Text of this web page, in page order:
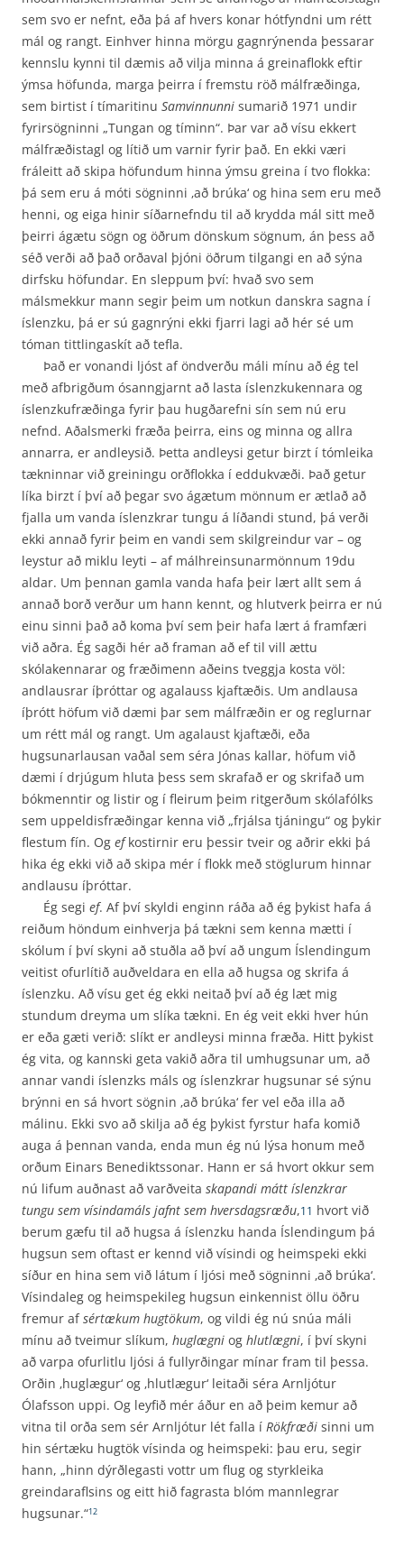
sem svo er nefnt, eða þá af hvers konar hótfyndni um rétt
mál og rangt. Einhver hinna mörgu gagnrýnenda þessarar
kennslu kynni til dæmis að vilja minna á greinaflokk eftir
ýmsa höfunda, marga þeirra í fremstu röð málfræðinga,
sem birtist í tímaritinu Samvinnunni sumarið 1971 undir
fyrirsögninni „Tungan og tíminn“. Þar var að vísu ekkert
mál­fræðistagl og lítið um varnir fyrir það. En ekki væri
fráleitt að skipa höfundum hinna ýmsu greina í tvo flokka:
þá sem eru á móti sögninni ‚að brúka‘ og hina sem eru með
henni, og eiga hinir síðarnefndu til að krydda mál sitt með
þeirri ágætu sögn og öðrum dönskum sögnum, án þess að
séð verði að það orðaval þjóni öðrum tilgangi en að sýna
dirfsku höfundar. En sleppum því: hvað svo sem
málsmekkur mann segir þeim um notkun danskra sagna í
íslenzku, þá er sú gagnrýni ekki fjarri lagi að hér sé um
tóman tittlingaskít að tefla.
Það er vonandi ljóst af öndverðu máli mínu að ég tel
með afbrigðum ósanngjarnt að lasta íslenzkukennara og
íslenzkufræðinga fyrir þau hugðarefni sín sem nú eru
nefnd. Aðalsmerki fræða þeirra, eins og minna og allra
annarra, er andleysið. Þetta andleysi getur birzt í tómleika
tækninnar við greiningu orðflokka í eddukvæði. Það getur
líka birzt í því að þegar svo ágætum mönnum er ætlað að
fjalla um vanda íslenzkrar tungu á líðandi stund, þá verði
ekki annað fyrir þeim en vandi sem skilgreindur var – og
leystur að miklu leyti – af málhreinsunarmönnum 19du
aldar. Um þennan gamla vanda hafa þeir lært allt sem á
annað borð verður um hann kennt, og hlutverk þeirra er nú
einu sinni það að koma því sem þeir hafa lært á framfæri
við aðra. Ég sagði hér að framan að ef til vill ættu
skólakennarar og fræðimenn aðeins tveggja kosta völ:
andlausrar íþróttar og agalauss kjaftæðis. Um andlausa
íþrótt höfum við dæmi þar sem málfræðin er og reglurnar
um rétt mál og rangt. Um agalaust kjaftæði, eða
hugsunarlausan vaðal sem séra Jónas kallar, höfum við
dæmi í drjúgum hluta þess sem skrafað er og skrifað um
bókmenntir og listir og í fleirum þeim ritgerðum skólafólks
sem uppeldisfræðingar kenna við „frjálsa tjáningu“ og þykir
flestum fín. Og efkostirnir eru þessir tveir og aðrir ekki þá
hika ég ekki við að skipa mér í flokk með stöglurum hinnar
andlausu íþróttar.
Ég segi ef. Af því skyldi enginn ráða að ég þykist hafa á
reiðum höndum einhverja þá tækni sem kenna mætti í
skólum í því skyni að stuðla að því að ungum Íslendingum
veitist ofurlítið auðveldara en ella að hugsa og skrifa á
íslenzku. Að vísu get ég ekki neitað því að ég læt mig
stundum dreyma um slíka tækni. En ég veit ekki hver hún
er eða gæti verið: slíkt er andleysi minna fræða. Hitt þykist
ég vita, og kannski geta vakið aðra til umhugsunar um, að
annar vandi íslenzks máls og íslenzkrar hugsunar sé sýnu
brýnni en sá hvort sögnin ‚að brúka‘ fer vel eða illa að
málinu. Ekki svo að skilja að ég þykist fyrstur hafa komið
auga á þennan vanda, enda mun ég nú lýsa honum með
orðum Einars Benediktssonar. Hann er sá hvort okkur sem
nú lifum auðnast að varðveita skapandi mátt íslenzkrar
tungu sem vísindamáls jafnt sem hversdagsræðu,11 hvort við
berum gæfu til að hugsa á íslenzku handa Íslendingum þá
hugsun sem oftast er kennd við vísindi og heimspeki ekki
síður en hina sem við látum í ljósi með sögninni ‚að brúka‘.
Vísindaleg og heimspekileg hugsun einkennist öllu öðru
fremur afsértækum hugtökum, og vildi ég nú snúa máli
mínu að tveimur slíkum, huglægni og hlutlægni, í því skyni
að varpa ofurlitlu ljósi á full­yrðingar mínar fram til þessa.
Orðin ‚huglægur‘ og ‚hlutlægur‘ leitaði séra Arnljótur
Ólafsson uppi. Og leyfið mér áður en að þeim kemur að
vitna til orða sem sér Arnljótur lét falla í Rökfræði sinni um
hin sértæku hugtök vísinda og heimspeki: þau eru, segir
hann, „hinn dýrðlegasti vottr um flug og styrkleika
greindaraflsins og eitt hið fagrasta blóm mannlegrar
hugsunar.“12